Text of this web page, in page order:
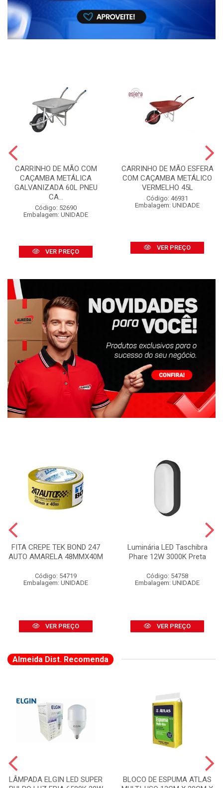
CARRINHO DE MÃO COM
CAÇAMBA METÁLICA
GALVANIZADA 60L PNEU
CA...
Código: 52690
Embalagem: UNIDADE
VER PREÇO
CARRINHO DE MÃO ESFERA
COM CAÇAMBA METÁLICO
VERMELHO 45L
Código: 46931
Embalagem: UNIDADE
VER PREÇO
FITA CREPE TEK BOND 247
AUTO AMARELA 48MMX40M
Código: 54719
Embalagem: UNIDADE
VER PREÇO
Luminária LED Taschibra
Phare 12W 3000K Preta
Código: 54758
Embalagem: UNIDADE
VER PREÇO
Almeida Dist. Recomenda
LÂMPADA ELGIN LED SUPER
BLOCO DE ESPUMA ATLAS